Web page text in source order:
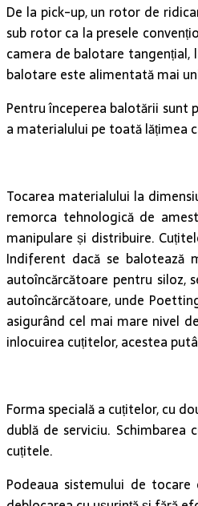
De la pick-up, un rotor de
sub rotor ca la presele
camera de balotare
balotare este alimentată mai
Pentru începerea balotării sunt
a materialului pe toată lățimea
Tocarea materialului la
remorca tehnologică de
manipulare și distribuire.
Indiferent dacă se
autoîncărcătoare pentru siloz,
autoîncărcătoare, unde
asigurând cel mai mare nivel
inlocuirea cuțitelor, acestea
Forma specială a cuțitelor, cu
dublă de serviciu.
cuțitele.
Podeaua sistemului de